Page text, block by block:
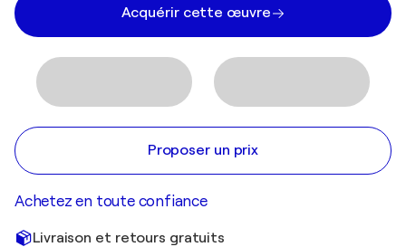
Acquérir cette œuvre
Proposer un prix
Achetez en toute confiance
Livraison et retours gratuits